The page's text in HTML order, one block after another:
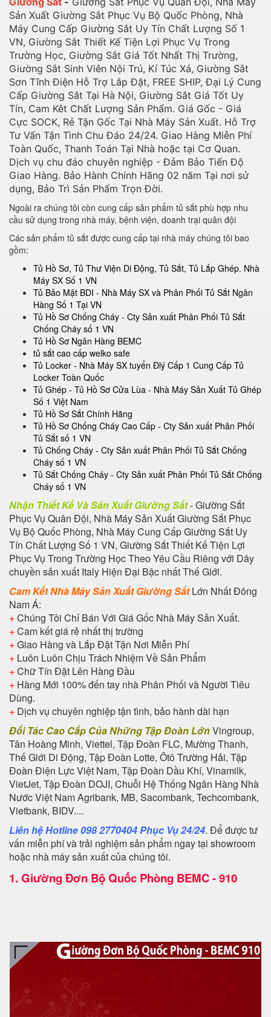
Sản Xuất Giường Sắt Phục Vụ Bộ Quốc Phòng, Nhà
Máy Cung Cấp Giường Sắt Uy Tín Chất Lượng Số 1
VN, Giường Sắt Thiết Kế Tiện Lợi Phục Vụ Trong
Trường Học, Giường Sắt Giá Tốt Nhất Thị Trường,
Giường Sắt Sinh Viên Nội Trú, Kí Túc Xá, Giường Sắt
Sơn Tĩnh Điện Hỗ Trợ Lắp Đặt, FREE SHIP, Đại Lý Cung
Cấp Giường Sắt Tại Hà Nội, Giường Sắt Giá Tốt Uy
Tín, Cam Kêt Chất Lượng Sản Phẩm. Giá Gốc - Giá
Cực SOCK, Rẻ Tận Gốc Tại Nhà Máy Sản Xuất. Hỗ Trợ
Tư Vấn Tận Tình Chu Đáo 24/24. Giao Hàng Miễn Phí
Toàn Quốc, Thanh Toán Tại Nhà hoặc tại Cơ Quan.
Dịch vụ chu đáo chuyên nghiệp - Đảm Bảo Tiến Độ
Giao Hàng. Bảo Hành Chính Hãng 02 năm Tại nơi sử
dụng, Bảo Trì Sản Phẩm Trọn Đời.
Ngoài ra chúng tôi còn cung cấp sản phẩm tủ sắt phù hợp nhu
cầu sử dụng trong nhà máy, bệnh viện, doanh trại quân đội
Các sản phẩm tủ sắt được cung cấp tại nhà máy chúng tôi bao
gồm:
Tủ Hồ Sơ, Tủ Thư Viện Di Động, Tủ Sắt, Tủ Lắp Ghép. Nhà
Máy SX Số 1 VN
Tủ Bảo Mật BDI - Nhà Máy SX và Phân Phối Tủ Sắt Ngân
Hàng Số 1 Tại VN
Tủ Hồ Sơ Chống Cháy - Cty Sản xuất Phân Phối Tủ Sắt
Chống Cháy số 1 VN
Tủ Hồ Sơ Ngân Hàng BEMC
tủ sắt cao cấp welko safe
Tủ Locker - Nhà Máy SX tuyển Đlý Cấp 1 Cung Cấp Tủ
Locker Toàn Quốc
Tủ Ghép - Tủ Hồ Sơ Cửa Lùa - Nhà Máy Sản Xuất Tủ Ghép
Số 1 Việt Nam
Tủ Hồ Sơ Sắt Chính Hãng
Tủ Hồ Sơ Chống Cháy Cao Cấp - Cty Sản xuất Phân Phối
Tủ Sắt số 1 VN
Tủ Chống Cháy - Cty Sản xuất Phân Phối Tủ Sắt Chống
Cháy số 1 VN
Tủ Sắt Chống Cháy - Cty Sản xuất Phân Phối Tủ Sắt Chống
Cháy số 1 VN
Nhận Thiết Kế Và Sản Xuất Giường Sắt- Giường Sắt
Phục Vụ Quân Đội, Nhà Máy Sản Xuất Giường Sắt Phục
Vụ Bộ Quốc Phòng, Nhà Máy Cung Cấp Giường Sắt Uy
Tín Chất Lượng Số 1 VN, Giường Sắt Thiết Kế Tiện Lợi
Phục Vụ Trong Trường Học Theo Yêu Cầu Riêng với Dây
chuyền sản xuất Italy Hiện Đại Bậc nhất Thế Giới.
Cam Kết Nhà Máy Sản Xuất Giường SắtLớn Nhất Đông
Nam Á:
+Chúng Tôi Chỉ Bán Với Giá Gốc Nhà Máy Sản Xuất.
+Cam kết giá rẻ nhất thị trường
+Giao Hàng và Lắp Đặt Tận Nơi Miễn Phí
+ Luôn Luôn Chịu Trách Nhiệm Về Sản Phẩm
+Chữ Tín Đặt Lên Hàng Đầu
+ Hàng Mới 100% đến tay nhà Phân Phối và Người Tiêu
Dùng.
+ Dịch vụ chuyên nghiệp tận tình, bảo hành dài hạn
Đối Tác Cao Cấp Của Những Tập Đoàn LớnVingroup,
Tân Hoàng Minh, Viettel, Tập Đoàn FLC, Mường Thanh,
Thế Giới Di Động, Tập Đoàn Lotte, Ôtô Trường Hải, Tập
Đoàn Điện Lực Việt Nam, Tập Đoàn Dầu Khí, Vinamilk,
VietJet, Tập Đoàn DOJI, Chuỗi Hệ Thống Ngân Hàng Nhà
Nước Việt Nam Agribank, MB, Sacombank, Techcombank,
Vietbank, BIDV....
Liên hệ Hotline 098 2770404 Phục Vụ 24/24. Để được tư
vấn miễn phí và trải nghiệm sản phẩm ngay tại showroom
hoặc nhà máy sản xuất của chúng tôi.
1. Giường Đơn Bộ Quốc Phòng BEMC - 910